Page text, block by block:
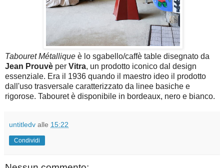
Tabouret Métallique è lo sgabello/caffè table disegnato da
Jean Prouvè per Vitra, un prodotto iconico dal design
essenziale. Era il 1936 quando il maestro ideo il prodotto
dall'uso trasversale caratterizzato da linee basiche e
rigorose. Tabouret è disponibile in bordeaux, nero e bianco.
untitledv alle 15:22
Condividi